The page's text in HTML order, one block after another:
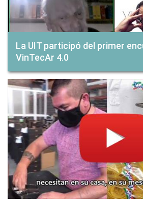
La UIT participó del primer
VinTecAr 4.0